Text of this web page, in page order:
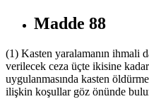
Madde 88
(1) Kasten yaralamanın ihmali
verilecek ceza üçte ikisine
uygulanmasında kasten
ilişkin koşullar göz önünde